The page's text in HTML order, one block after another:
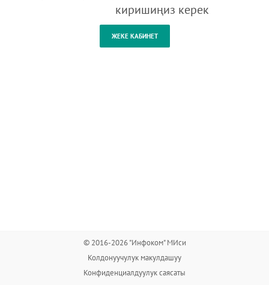
киришиңиз керек
© 2016-2026 "Инфоком" МИси
Колдонуучулук макулдашуу
Конфиденциалдуулук саясаты